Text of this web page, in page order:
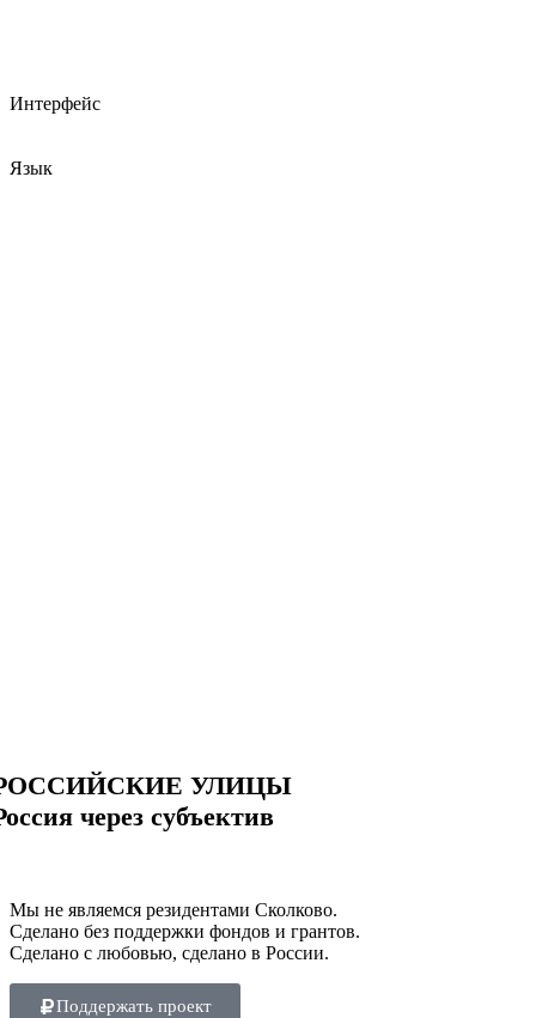
Интерфейс
Язык
УЛИЦЫ
через субъектив
Мы не являемся резидентами Сколково.
Сделано без поддержки фондов и грантов.
Сделано с любовью, сделано в России.
Поддержать проект